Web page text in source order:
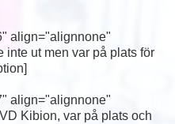
align="alignnone"
inte ut men var på plats för
align="alignnone"
Kibion, var på plats och